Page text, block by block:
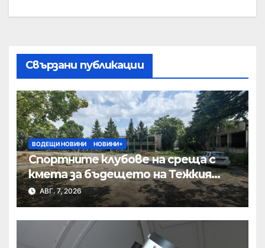
Свързани публикации
ВОДЕЩИ НОВИНИ НОВИНИ+
Спортните клубове на среща с
кмета за бъдещето на Тежкия
полк
АВГ. 7, 2026